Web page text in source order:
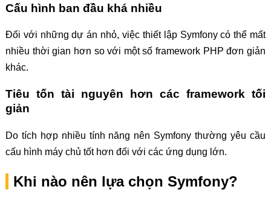
Cấu hình ban đầu khá nhiều
Đối với những dự án nhỏ, việc thiết lập Symfony có thể mất
nhiều thời gian hơn so với một số framework PHP đơn giản
khác.
Tiêu tốn tài nguyên hơn các framework tối
giản
Do tích hợp nhiều tính năng nên Symfony thường yêu cầu
cấu hình máy chủ tốt hơn đối với các ứng dụng lớn.
Khi nào nên lựa chọn Symfony?